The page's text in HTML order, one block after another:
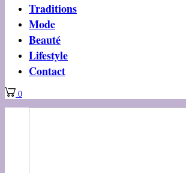
Traditions
Mode
Beauté
Lifestyle
Contact
0